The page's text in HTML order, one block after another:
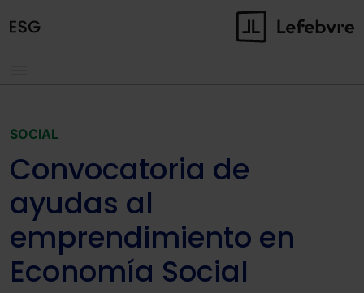
SOCIAL
Convocatoria de
ayudas al
emprendimiento en
Economía Social